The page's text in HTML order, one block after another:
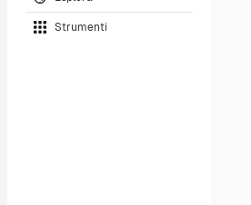
Strumenti